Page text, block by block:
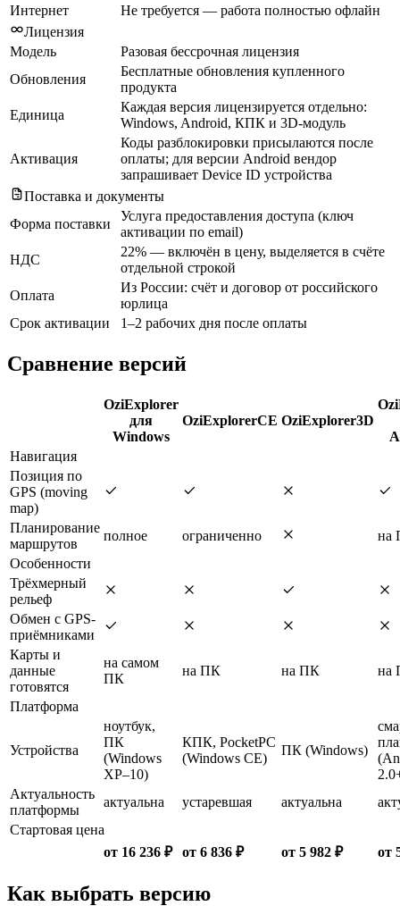
Интернет
Не требуется — работа полностью офлайн
Лицензия
Модель
Разовая бессрочная лицензия
Обновления
Бесплатные обновления купленного
продукта
Единица
Каждая версия лицензируется отдельно:
Windows, Android, КПК и 3D-модуль
Активация
Коды разблокировки присылаются после
оплаты; для версии Android вендор
запрашивает Device ID устройства
Поставка и документы
Форма поставки
Услуга предоставления доступа (ключ
активации по email)
НДС
22% — включён в цену, выделяется в счёте
отдельной строкой
Оплата
Из России: счёт и договор от российского
юрлица
Срок активации
1–2 рабочих дня после оплаты
Сравнение версий
OziExplorer
для
Windows
OziExplorerCE OziExplorer3D
Навигация
Позиция по
GPS (moving
map)
Планирование
маршрутов
полное ограниченно
на
Особенности
Трёхмерный
рельеф
Обмен с GPS-
приёмниками
Карты и
данные
готовятся
на самом
ПК
на ПК на ПК на
Платформа
Устройства
ноутбук,
ПК
(Windows
XP–10)
КПК, PocketPC
(Windows CE)
ПК (Windows)
Актуальность
платформы
актуальна устаревшая актуальна
Стартовая цена
от 16 236 ₽
от 6 836 ₽ от 5 982 ₽ от
Как выбрать версию